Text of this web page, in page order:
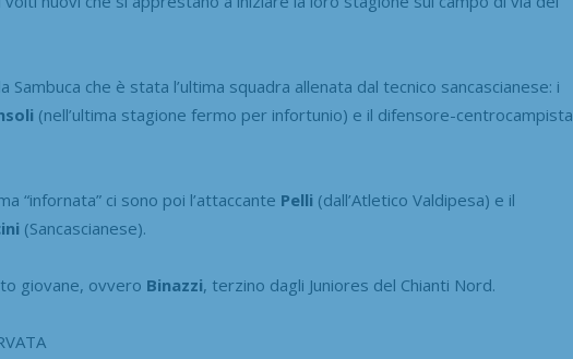
Sambuca che è stata l’ultima squadra allenata dal tecnico sancascianese: i
(nell’ultima stagione fermo per infortunio) e il difensore-centrocampista
“infornata” ci sono poi l’attaccante Pelli (dall’Atletico Valdipesa) e il
(Sancascianese).
giovane, ovvero Binazzi, terzino dagli Juniores del Chianti Nord.